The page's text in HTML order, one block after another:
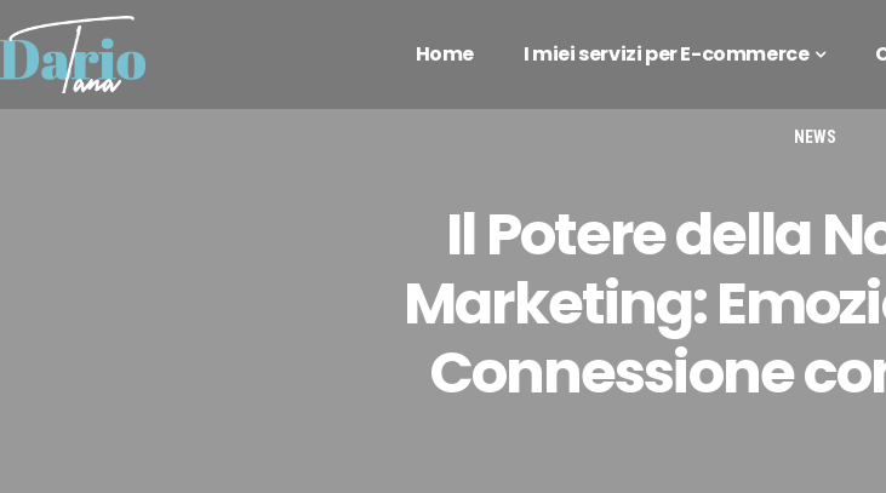
Home I miei servizi per E-commerce
NEWS
Il Potere della
Marketing:
Connessione